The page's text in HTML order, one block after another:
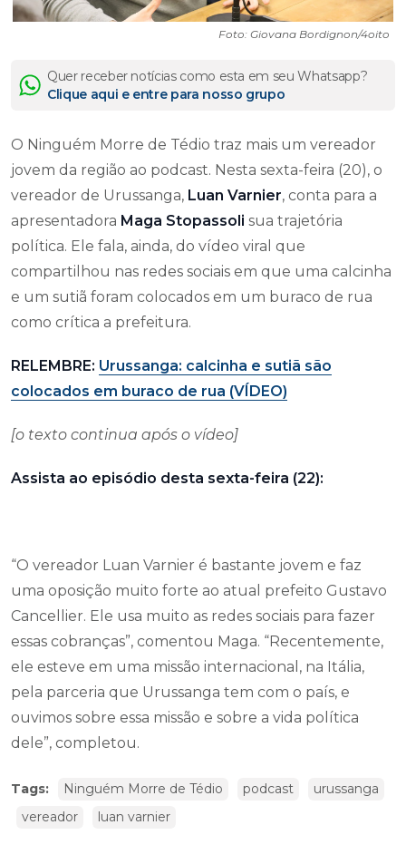
Foto: Giovana Bordignon/4oito
Quer receber notícias como esta em seu Whatsapp?
Clique aqui e entre para nosso grupo
O Ninguém Morre de Tédio traz mais um vereador
jovem da região ao podcast. Nesta sexta-feira (20), o
vereador de Urussanga, Luan Varnier, conta para a
apresentadora Maga Stopassoli sua trajetória
política. Ele fala, ainda, do vídeo viral que
compartilhou nas redes sociais em que uma calcinha
e um sutiã foram colocados em um buraco de rua
como crítica a prefeitura.
RELEMBRE: Urussanga: calcinha e sutiã são
colocados em buraco de rua (VÍDEO)
[o texto continua após o vídeo]
Assista ao episódio desta sexta-feira (22):
“O vereador Luan Varnier é bastante jovem e faz
uma oposição muito forte ao atual prefeito Gustavo
Cancellier. Ele usa muito as redes sociais para fazer
essas cobranças”, comentou Maga. “Recentemente,
ele esteve em uma missão internacional, na Itália,
pela parceria que Urussanga tem com o país, e
ouvimos sobre essa missão e sobre a vida política
dele”, completou.
Tags: Ninguém Morre de Tédio podcast
urussanga
vereador
luan varnier